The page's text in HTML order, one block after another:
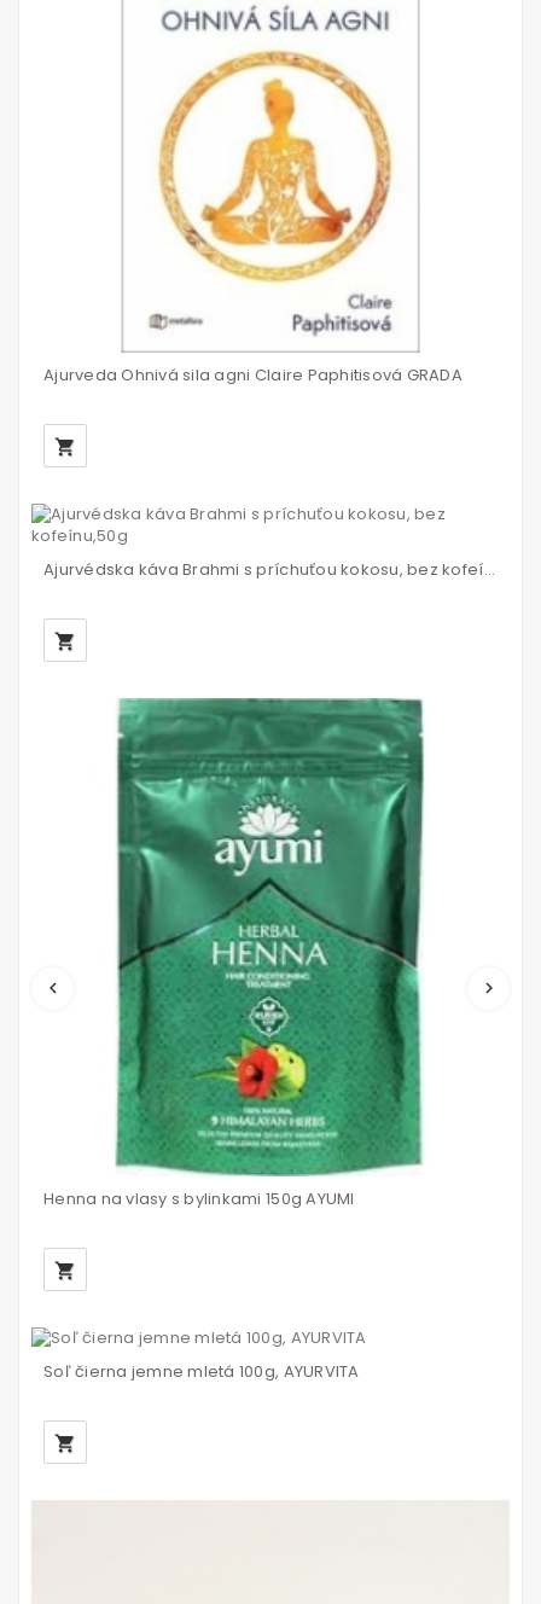
keyboard_arrow_left keyboard_arrow_right
Ajurveda Ohnivá sila agni Claire Paphitisová GRADA
local_grocery_store
Ajurvédska káva Brahmi s príchuťou kokosu, bez kofeínu,50g
local_grocery_store
Henna na vlasy s bylinkami 150g AYUMI
local_grocery_store
Soľ čierna jemne mletá 100g, AYURVITA
local_grocery_store